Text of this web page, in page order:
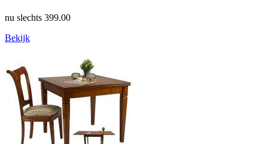
nu slechts 399.00
Bekijk